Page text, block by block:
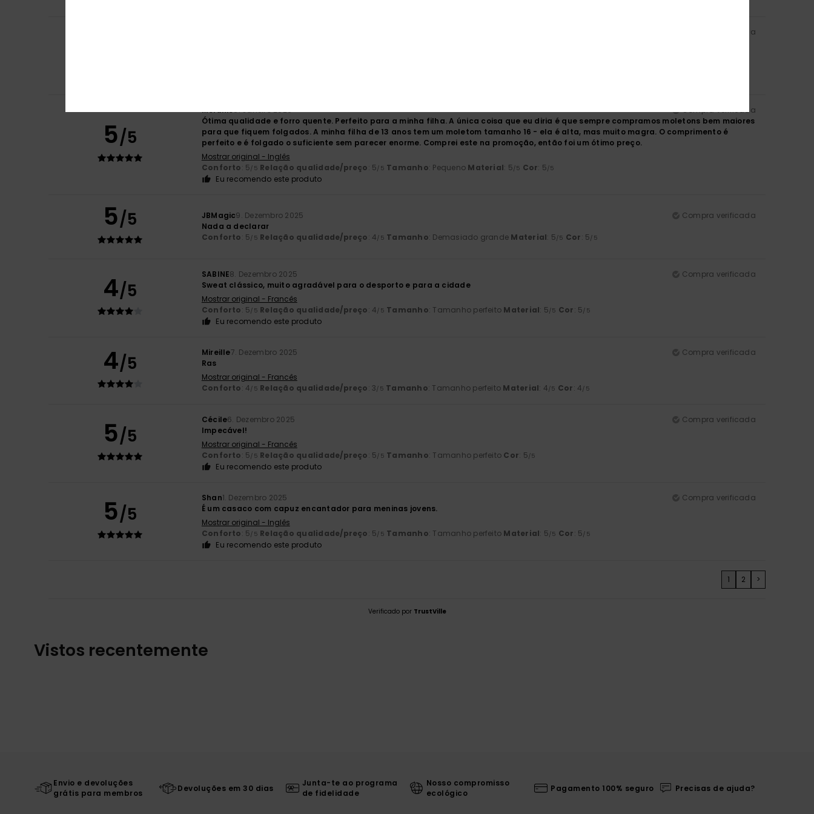
Compra verificada
5/5
Melanie8. Janeiro 2026
Compra verificada
Ótima qualidade e forro quente. Perfeito para a minha filha. A única coisa que eu diria é que sempre compramos moletons bem maiores
para que fiquem folgados. A minha filha de 13 anos tem um moletom tamanho 16 - ela é alta, mas muito magra. O comprimento é
perfeito e é folgado o suficiente sem parecer enorme. Comprei este na promoção, então foi um ótimo preço.
Mostrar original - Inglês
Conforto: 5/5 Relação qualidade/preço: 5/5 Tamanho: Pequeno Material: 5/5 Cor: 5/5
Eu recomendo este produto
5/5 JBMagic9. Dezembro 2025
Compra verificada
Nada a declarar
Conforto: 5/5 Relação qualidade/preço: 4/5 Tamanho: Demasiado grande Material: 5/5 Cor: 5/5
4/5
SABINE8. Dezembro 2025
Compra verificada
Sweat clássico, muito agradável para o desporto e para a cidade
Mostrar original - Francês
Conforto: 5/5 Relação qualidade/preço: 4/5 Tamanho: Tamanho perfeito Material: 5/5 Cor: 5/5
Eu recomendo este produto
4/5 Mireille7. Dezembro 2025
Compra verificada
Ras
Mostrar original - Francês
Conforto: 4/5 Relação qualidade/preço: 3/5 Tamanho: Tamanho perfeito Material: 4/5 Cor: 4/5
5/5
Cécile6. Dezembro 2025
Compra verificada
Impecável!
Mostrar original - Francês
Conforto: 5/5 Relação qualidade/preço: 5/5 Tamanho: Tamanho perfeito Cor: 5/5
Eu recomendo este produto
5/5
Shan1. Dezembro 2025
Compra verificada
É um casaco com capuz encantador para meninas jovens.
Mostrar original - Inglês
Conforto: 5/5 Relação qualidade/preço: 5/5 Tamanho: Tamanho perfeito Material: 5/5 Cor: 5/5
Eu recomendo este produto
1 2 >
Verificado por TrustVille
Vistos recentemente
Envio e devoluções
grátis para membros
Devoluções em 30 dias
Junta-te ao programa
de fidelidade
Nosso compromisso
ecológico
Pagamento 100% seguro Precisas de ajuda?